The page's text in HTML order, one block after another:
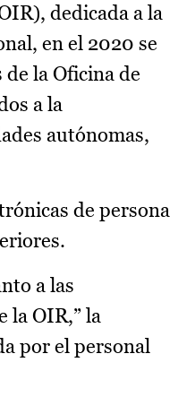
dedicada a la
en el 2020 se
la Oficina de
a la
autónomas,
de persona
a las
la OIR,” la
por el personal